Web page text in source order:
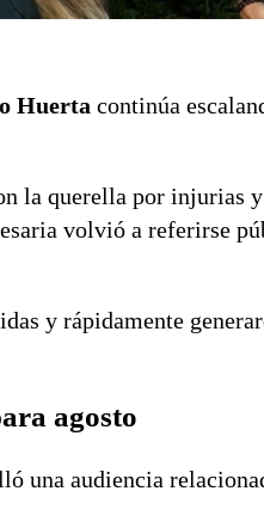
Huerta continúa
la querella por injurias
volvió a referirse
y rápidamente
agosto
una audiencia